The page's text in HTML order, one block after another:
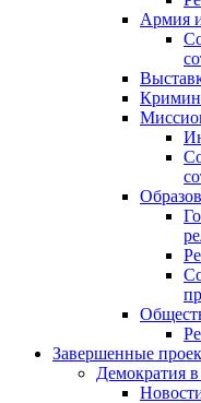
Армия
Завершенные
Демократия в